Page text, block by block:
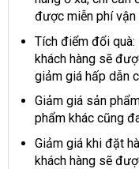
được miễn phí vận
Tích điểm đổi quà:
khách hàng sẽ
giảm giá hấp dẫn
Giảm giá sản
phẩm khác cũng
Giảm giá khi đặt
khách hàng sẽ